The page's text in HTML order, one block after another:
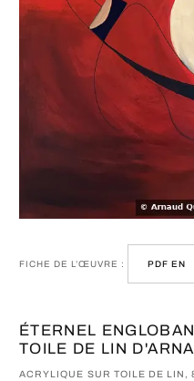
FICHE DE L’ŒUVRE : PDF EN
ÉTERNEL
TOILE DE LIN
ACRYLIQUE SUR TOILE DE LIN,